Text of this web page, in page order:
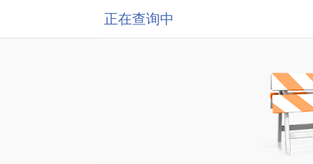
正在查询中